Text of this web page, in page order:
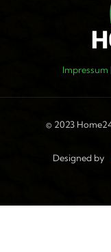
Impressum
© 2023
Designed by